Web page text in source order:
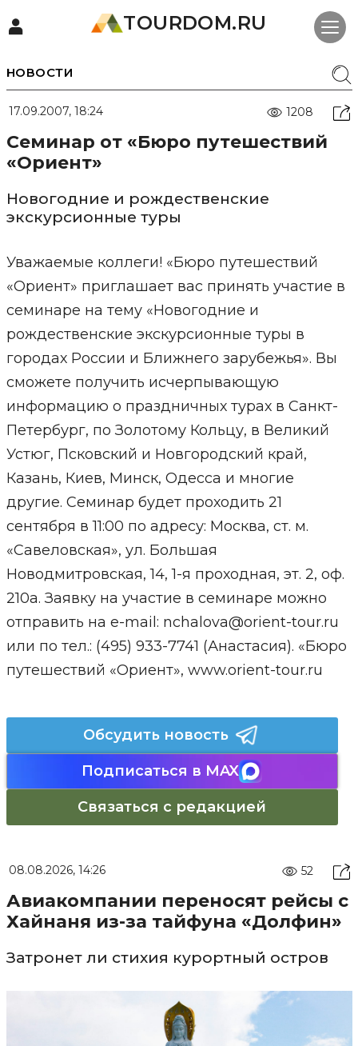
TOURDOM.RU
НОВОСТИ
17.09.2007, 18:24 1208
Семинар от «Бюро путешествий
«Ориент»
Новогодние и рождественские
экскурсионные туры
Уважаемые коллеги! «Бюро путешествий
«Ориент» приглашает вас принять участие в
семинаре на тему «Новогодние и
рождественские экскурсионные туры в
городах России и Ближнего зарубежья». Вы
сможете получить исчерпывающую
информацию о праздничных турах в Санкт-
Петербург, по Золотому Кольцу, в Великий
Устюг, Псковский и Новгородский край,
Казань, Киев, Минск, Одесса и многие
другие. Семинар будет проходить 21
сентября в 11:00 по адресу: Москва, ст. м.
«Савеловская», ул. Большая
Новодмитровская, 14, 1-я проходная, эт. 2, оф.
210а. Заявку на участие в семинаре можно
отправить на e-mail: nchalova@orient-tour.ru
или по тел.: (495) 933-7741 (Анастасия). «Бюро
путешествий «Ориент», www.orient-tour.ru
Обсудить новость
Подписаться в MAX
Связаться с редакцией
08.08.2026, 14:26 52
Авиакомпании переносят рейсы с
Хайнаня из-за тайфуна «Долфин»
Затронет ли стихия курортный остров